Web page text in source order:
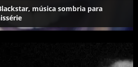
música sombria para